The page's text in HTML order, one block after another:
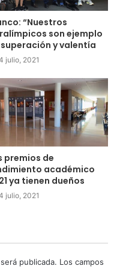
responsabilidad
que defendemos y con
representamos
ofrecemos trabajo,
de los riojanos por
gasto que eso
de los líderes
“Nuestros
son ejemplo
y valentía
julio, 2021
premios de
académico
ya tienen dueños
julio, 2021
publicada. Los campos